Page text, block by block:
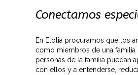
Conectamos
En Etolia procuramos que los
como miembros de una
personas de la familia puedan
con ellos y a entenderse,